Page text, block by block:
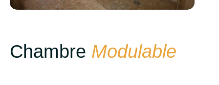
Chambre Modulable